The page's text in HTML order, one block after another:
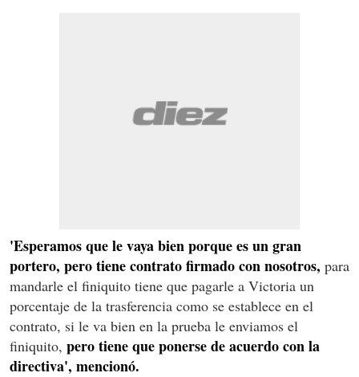
'Esperamos que le vaya bien porque es un gran
portero, pero tiene contrato firmado con nosotros, para
mandarle el finiquito tiene que pagarle a Victoria un
porcentaje de la trasferencia como se establece en el
contrato, si le va bien en la prueba le enviamos el
finiquito, pero tiene que ponerse de acuerdo con la
directiva', mencionó.